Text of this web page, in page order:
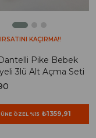
Pike Bebek
3lü Alt Açma Seti
ÖZEL %15 ₺1359,91
KAÇIRMA!!